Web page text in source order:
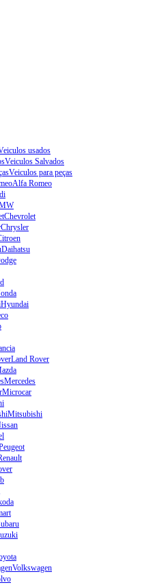
usados
Veiculos Salvados
Veiculos para peças
Alfa Romeo
Chevrolet
Chrysler
Daihatsu
Hyundai
Land Rover
Mercedes
Microcar
Mitsubishi
Volkswagen